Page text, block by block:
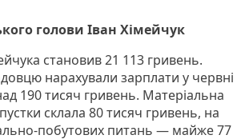
голови Іван Хімейчук
становив 21 113 гривень.
нарахували зарплати у червні
190 тисяч гривень. Матеріальна
склала 80 тисяч гривень, на
побутових питань — майже 77